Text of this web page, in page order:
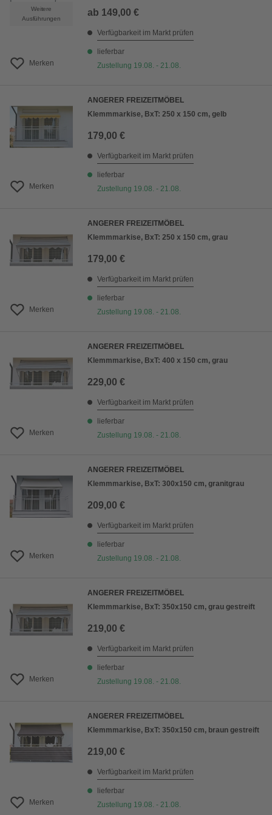
Weitere
Ausführungen
Merken
ab 149,00 €
Verfügbarkeit im Markt prüfen
lieferbar
Zustellung 19.08. - 21.08.
Merken
ANGERER FREIZEITMÖBEL
Klemmmarkise, BxT: 250 x 150 cm, gelb
179,00 €
Verfügbarkeit im Markt prüfen
lieferbar
Zustellung 19.08. - 21.08.
Merken
ANGERER FREIZEITMÖBEL
Klemmmarkise, BxT: 250 x 150 cm, grau
179,00 €
Verfügbarkeit im Markt prüfen
lieferbar
Zustellung 19.08. - 21.08.
Merken
ANGERER FREIZEITMÖBEL
Klemmmarkise, BxT: 400 x 150 cm, grau
229,00 €
Verfügbarkeit im Markt prüfen
lieferbar
Zustellung 19.08. - 21.08.
Merken
ANGERER FREIZEITMÖBEL
Klemmmarkise, BxT: 300x150 cm, granitgrau
209,00 €
Verfügbarkeit im Markt prüfen
lieferbar
Zustellung 19.08. - 21.08.
Merken
ANGERER FREIZEITMÖBEL
Klemmmarkise, BxT: 350x150 cm, grau gestreift
219,00 €
Verfügbarkeit im Markt prüfen
lieferbar
Zustellung 19.08. - 21.08.
Merken
ANGERER FREIZEITMÖBEL
Klemmmarkise, BxT: 350x150 cm, braun gestreift
219,00 €
Verfügbarkeit im Markt prüfen
lieferbar
Zustellung 19.08. - 21.08.